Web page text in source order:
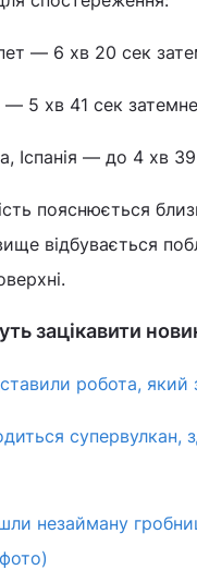
— 6 хв 20 сек
— 5 хв 41 сек
Іспанія — до 4 хв
пояснюється
відбувається
зацікавити
робота,
супервулкан,
незайману